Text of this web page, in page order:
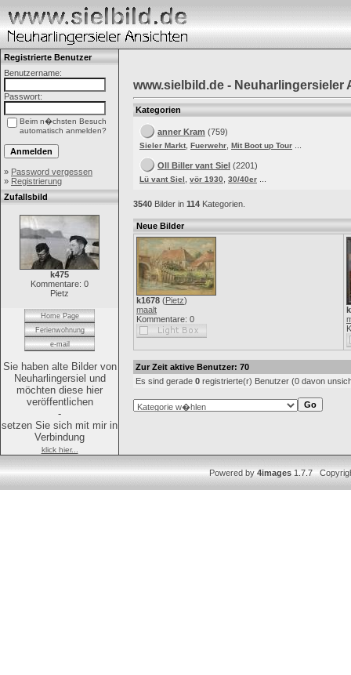
Registrierte Benutzer
Benutzername:
Passwort:
Beim n�chsten Besuch
automatisch anmelden?
» Password vergessen
» Registrierung
Zufallsbild
k475
Kommentare: 0
Pietz
Home Page
Ferienwohnung
e-mail
Sie haben alte Bilder von
Neuharlingersiel und
möchten diese hier
veröffentlichen
-
setzen Sie sich mit mir in
Verbindung
klick hier...
www.sielbild.de - Neuharlingersieler
Kategorien
anner Kram (759)
Sieler Markt Fuerwehr Mit Boot up Tour
Oll Biller vant Siel (2201)
Lü vant Siel vör 1930 30/40er
3540 Bilder in 114 Kategorien.
Neue Bilder
k1678 (Pietz)
maalt
Kommentare: 0
Zur Zeit aktive Benutzer: 70
Es sind gerade 0 registrierte(r) Benutzer (0 davon
Powered by4images1.7.7